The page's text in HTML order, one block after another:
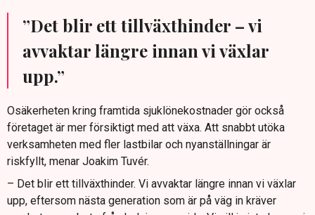
”Det blir ett tillväxthinder – vi
avvaktar längre innan vi växlar
upp.”
Osäkerheten kring framtida sjuklönekostnader gör också
företaget är mer försiktigt med att växa. Att snabbt utöka
verksamheten med fler lastbilar och nyanställningar är
riskfyllt, menar Joakim Tuvér.
– Det blir ett tillväxthinder. Vi avvaktar längre innan vi växlar
upp, eftersom nästa generation som är på väg in kräver